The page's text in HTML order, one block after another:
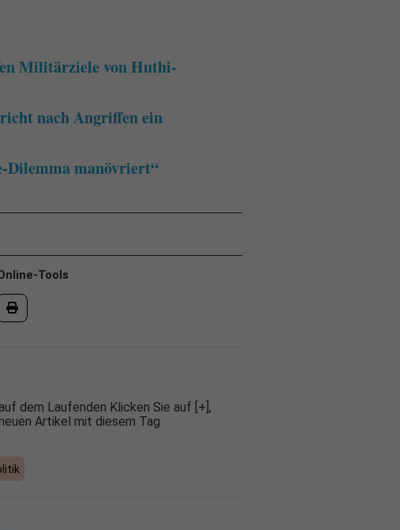
Militärziele von Huthi-
nach Angriffen ein
Dilemma manövriert“
Tools
dem Laufenden Klicken Sie auf [+],
Artikel mit diesem Tag